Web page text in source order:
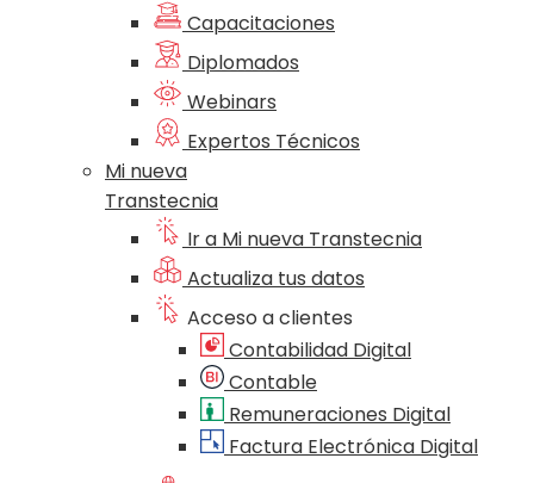
Capacitaciones
Diplomados
Webinars
Expertos Técnicos
Mi nueva
Transtecnia
Ir a Mi nueva Transtecnia
Actualiza tus datos
Acceso a clientes
Contabilidad Digital
Contable
Remuneraciones Digital
Factura Electrónica Digital